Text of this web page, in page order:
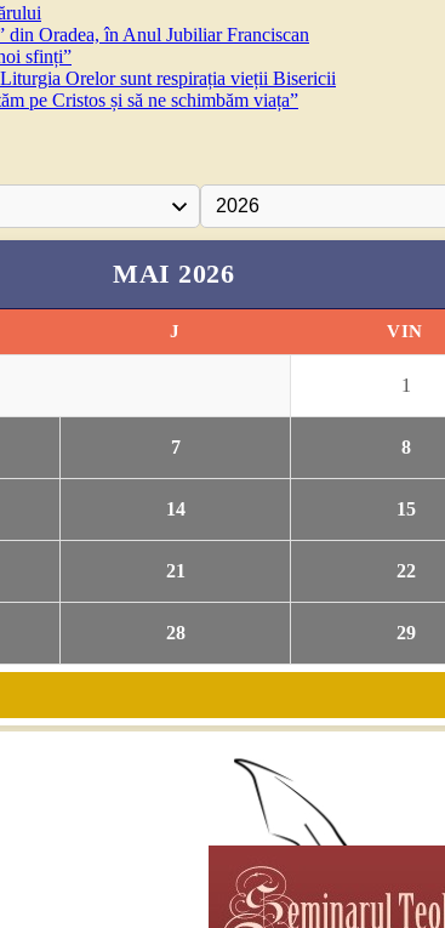
Oradea, în Anul Jubiliar Franciscan
sfinți”
Orelor sunt respirația vieții Bisericii
pe Cristos și să ne schimbăm viața”
MAI 2026
J VIN
1
7 8
14 15
21 22
28 29